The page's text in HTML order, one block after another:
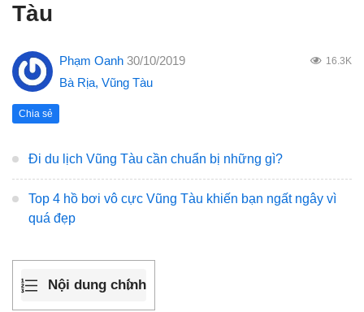
Tàu
Phạm Oanh 30/10/2019 16.3K
Bà Rịa, Vũng Tàu
Chia sẻ
Đi du lịch Vũng Tàu cần chuẩn bị những gì?
Top 4 hồ bơi vô cực Vũng Tàu khiến bạn ngất ngây vì
quá đẹp
Nội dung chính